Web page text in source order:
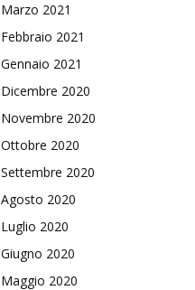
Marzo 2021
Febbraio 2021
Gennaio 2021
Dicembre 2020
Novembre 2020
Ottobre 2020
Settembre 2020
Agosto 2020
Luglio 2020
Giugno 2020
Maggio 2020